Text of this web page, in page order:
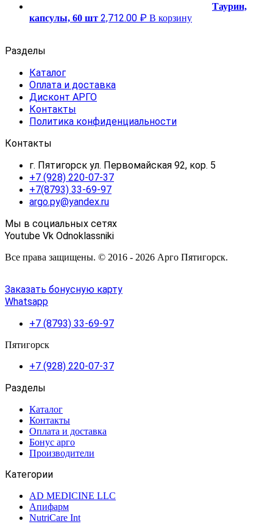
Таурин,
капсулы, 60 шт 2,712.00 ₽ В корзину
Разделы
Каталог
Оплата и доставка
Дисконт АРГО
Контакты
Политика конфиденциальности
Контакты
г. Пятигорск ул. Первомайская 92, кор. 5
+7 (928) 220-07-37
+7(8793) 33-69-97
argo.py@yandex.ru
Мы в социальных сетях
Youtube Vk Odnoklassniki
Все права защищены. © 2016 - 2026 Арго Пятигорск.
Заказать бонусную карту
Whatsapp
+7 (8793) 33-69-97
Пятигорск
+7 (928) 220-07-37
Разделы
Каталог
Контакты
Оплата и доставка
Бонус арго
Производители
Категории
AD MEDICINE LLC
Апифарм
NutriCare Int